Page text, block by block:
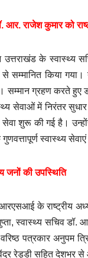
आर. राजेश कुमार को
उत्तराखंड के स्वास्थ्य
से सम्मानित किया
सम्मान ग्रहण करते हुए
सेवाओं में निरंतर सुधार
शुरू की गई है।
स्वास्थ्य सेवाएं
जनों की उपस्थिति
के राष्ट्रीय
स्वास्थ्य सचिव डॉ.
वरिष्ठ पत्रकार अनुपम
रेड्डी सहित देशभर से